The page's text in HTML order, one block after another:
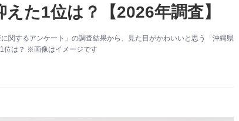
た1位は？【2026年調査】
関するアンケート」の調査結果から、見た目がかわいいと思う「沖縄県
位は？ ※画像はイメージです